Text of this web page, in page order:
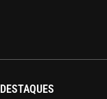
DESTAQUES